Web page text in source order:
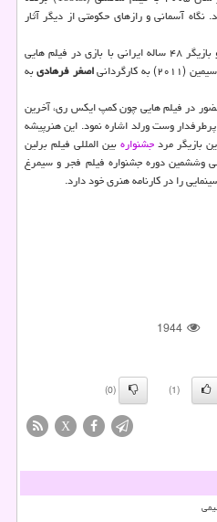
نگاه آسمانی و رازهای حکومتی از دیگر آثار
کارگردان، فیلمنامه نویس و بازیگر ۴۸ ساله ایرانی با بازی در فیلم هایی
اصغر فرهادیبه
در فیلم هایی چون کمپ ایکس ری، آخرین
و سریال پرطرفدار وست ورلد اشاره نمود. این هنرپیشه
بازیگر مردجشنوارهبین المللی فیلم برلین
سی وششمین دوره جشنواره فیلم فجر و سیمرغ
را در کارنامه هنری خود دارد.
1944
(1)
(0)
X